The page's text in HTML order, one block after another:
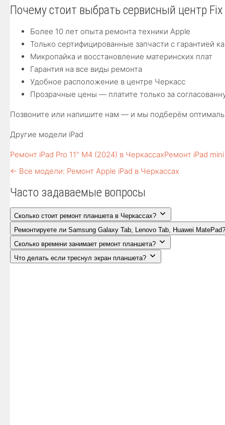
Почему стоит выбрать сервисный центр Fix
Более 10 лет опыта ремонта техники Apple
Только сертифицированные запчасти с гарантией
Микропайка и восстановление материнских плат
Гарантия на все виды ремонта
Удобное расположение в центре Черкасс
Прозрачные цены — платите только за
Позвоните или напишите нам — и мы подберём
Другие модели iPad
Ремонт iPad Pro 11" M4 (2024) в ЧеркассахРемонт iPad
← Все модели: Ремонт Apple iPad в Черкассах
Часто задаваемые вопросы
Сколько стоит ремонт планшета в Черкассах?
Ремонтируете ли Samsung Galaxy Tab, Lenovo Tab, Huawei MatePad?
Сколько времени занимает ремонт планшета?
Что делать если треснул экран планшета?